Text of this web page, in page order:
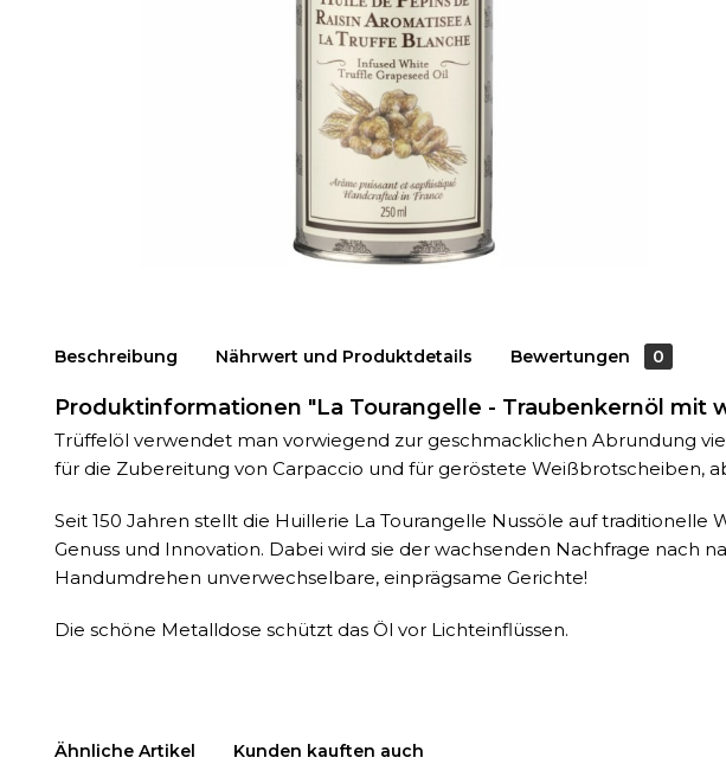
Beschreibung Nährwert und Produktdetails Bewertungen 0
Produktinformationen "La Tourangelle - Traubenkernöl mit
Trüffelöl verwendet man vorwiegend zur geschmacklichen Abrundung
für die Zubereitung von Carpaccio und für geröstete Weißbrotscheiben,
Seit 150 Jahren stellt die Huillerie La Tourangelle Nussöle auf
Genuss und Innovation. Dabei wird sie der wachsenden Nachfrage nach
Handumdrehen unverwechselbare, einprägsame Gerichte!
Die schöne Metalldose schützt das Öl vor Lichteinflüssen.
Ähnliche Artikel Kunden kauften auch